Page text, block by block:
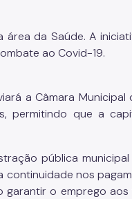
área da Saúde. A
ao Covid-19.
a Câmara Municipal
permitindo que a
pública
nos
o emprego